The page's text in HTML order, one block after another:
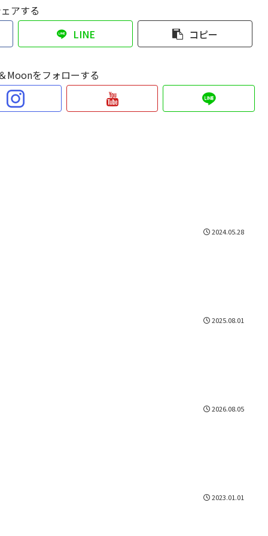
アする
LINE コピー
Moonをフォローする
2024.05.28
2025.08.01
2026.08.05
2023.01.01